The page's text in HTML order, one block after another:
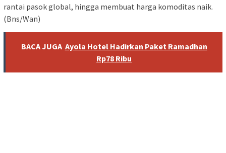
rantai pasok global, hingga membuat harga komoditas naik.
(Bns/Wan)
BACA JUGA Ayola Hotel Hadirkan Paket Ramadhan
Rp78 Ribu